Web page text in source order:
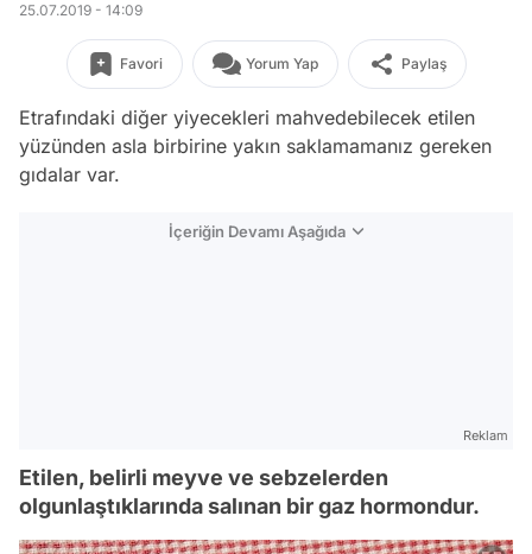
25.07.2019 - 14:09
Favori Yorum Yap Paylaş
Etrafındaki diğer yiyecekleri mahvedebilecek etilen
yüzünden asla birbirine yakın saklamamanız gereken
gıdalar var.
İçeriğin Devamı Aşağıda
Reklam
Etilen, belirli meyve ve sebzelerden
olgunlaştıklarında salınan bir gaz hormondur.